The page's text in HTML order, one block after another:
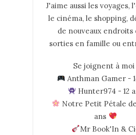
J'aime aussi les voyages,
le cinéma, le shopping,
de nouveaux endroits
sorties en famille ou
Se joignent à moi
Anthman Gamer -
Hunter974 - 12
Notre Petit Pétale
ans
Mr Book'In &